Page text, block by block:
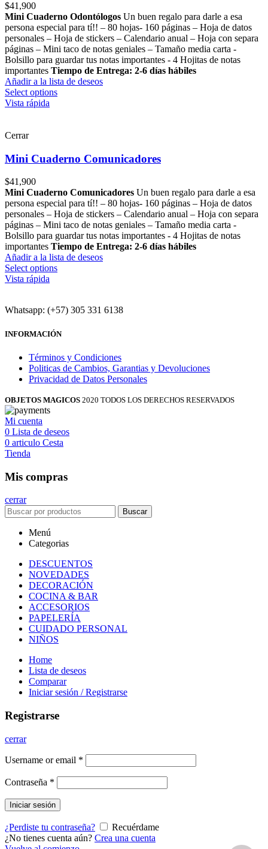
$41,900
Mini Cuaderno Odontólogos Un buen regalo para darle a esa
persona especial para tí!! – 80 hojas- 160 páginas – Hoja de datos
personales – Hoja de stickers – Calendario anual – Hoja con separa
páginas – Mini taco de notas geniales – Tamaño media carta -
Bolsillo para guardar tus notas importantes - 4 Hojitas de notas
importantes Tiempo de Entrega: 2-6 días hábiles
Añadir a la lista de deseos
Select options
Vista rápida
Cerrar
Mini Cuaderno Comunicadores
$41,900
Mini Cuaderno Comunicadores Un buen regalo para darle a esa
persona especial para tí!! – 80 hojas- 160 páginas – Hoja de datos
personales – Hoja de stickers – Calendario anual – Hoja con separa
páginas – Mini taco de notas geniales – Tamaño media carta -
Bolsillo para guardar tus notas importantes - 4 Hojitas de notas
importantes Tiempo de Entrega: 2-6 días hábiles
Añadir a la lista de deseos
Select options
Vista rápida
Whatsapp: (+57) 305 331 6138
INFORMACIÓN
Términos y Condiciones
Politicas de Cambios, Garantias y Devoluciones
Privacidad de Datos Personales
OBJETOS MAGICOS 2020 TODOS LOS DERECHOS RESERVADOS
Mi cuenta
0 Lista de deseos
0 articulo Cesta
Tienda
Mis compras
cerrar
Buscar
Menú
Categorias
DESCUENTOS
NOVEDADES
DECORACIÓN
COCINA & BAR
ACCESORIOS
PAPELERÍA
CUIDADO PERSONAL
NIÑOS
Home
Lista de deseos
Comparar
Iniciar sesión / Registrarse
Registrarse
cerrar
Username or email *
Contraseña *
Iniciar sesión
¿Perdiste tu contraseña?
Recuérdame
¿No tienes cuenta aún? Crea una cuenta